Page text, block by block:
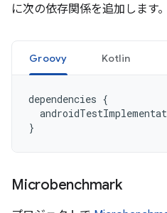
に次の依存関係を追加します。
Groovy Kotlin
dependencies {
}
Microbenchmark